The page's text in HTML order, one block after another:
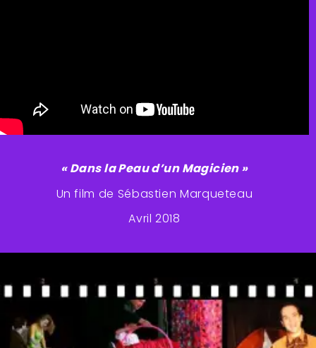
« Dans la Peau d’un Magicien »
Un film de Sébastien Marqueteau
Avril 2018